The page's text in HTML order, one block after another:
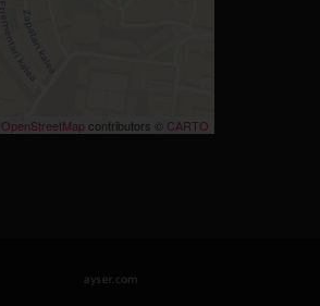
OpenStreetMapcontributors © CARTO